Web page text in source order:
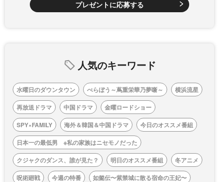
プレゼントに応募する
人気のキーワード
水曜日のダウンタウン べらぼう～蔦重栄華乃夢噺～
横浜流星
再放送ドラマ
中国ドラマ
金曜ロードショー
SPY×FAMILY
海外＆韓国＆中国ドラマ
今日のオススメ番組
日本一の最低男 ※私の家族はニセモノだった
クジャクのダンス、誰が見た？
明日のオススメ番組
冬アニメ
呪術廻戦
今週の特番
如懿伝〜紫禁城に散る宿命の王妃〜